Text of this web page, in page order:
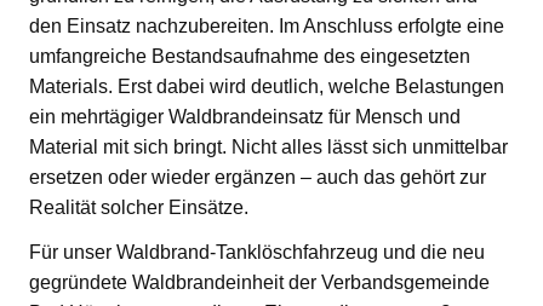
den Einsatz nachzubereiten. Im Anschluss erfolgte eine
umfangreiche Bestandsaufnahme des eingesetzten
Materials. Erst dabei wird deutlich, welche Belastungen
ein mehrtägiger Waldbrandeinsatz für Mensch und
Material mit sich bringt. Nicht alles lässt sich unmittelbar
ersetzen oder wieder ergänzen – auch das gehört zur
Realität solcher Einsätze.
Für unser Waldbrand-Tanklöschfahrzeug und die neu
gegründete Waldbrandeinheit der Verbandsgemeinde